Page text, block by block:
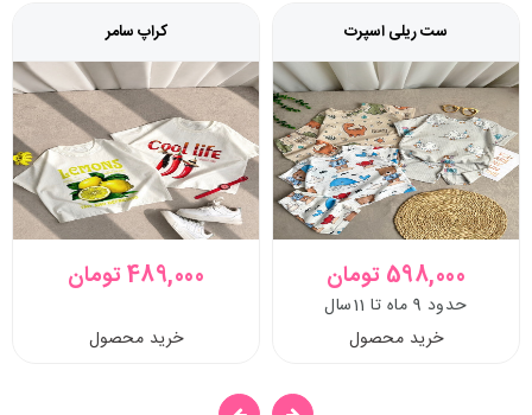
ست ریلی اسپرت
598,000 تومان
حدود 9 ماه تا 11سال
خرید محصول
کراپ سامر
489,000 تومان
خرید محصول